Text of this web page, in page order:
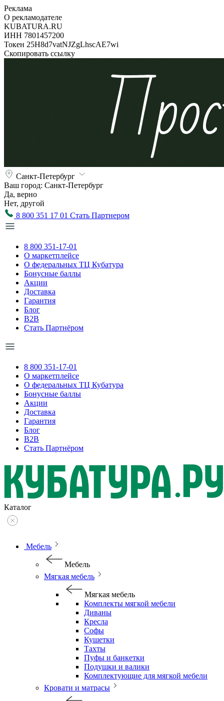
Реклама
О рекламодателе
KUBATURA.RU
ИНН 7801457200
Токен 25H8d7vatNJZgLhscAE7wi
Скопировать ссылку
Санкт-Петербург
Ваш город: Санкт-Петербург
Да, верно
Нет, другой
8 800 351 17 01 Стать Партнером
8 800 351-17-01
О маркетплейсе
О федеральных ТЦ Кубатура
Бонусные баллы
Акции
Доставка
Гарантия
Блог
B2B
Стать Партнёром
8 800 351-17-01
О маркетплейсе
О федеральных ТЦ Кубатура
Бонусные баллы
Акции
Доставка
Гарантия
Блог
B2B
Стать Партнёром
Каталог
Мебель
Мебель
Мягкая мебель
Мягкая мебель
Комплекты мягкой мебели
Диваны
Кресла
Софы
Кушетки
Тахты
Пуфы и банкетки
Подушки и валики
Комплектующие для мягкой мебели
Кровати и матрасы